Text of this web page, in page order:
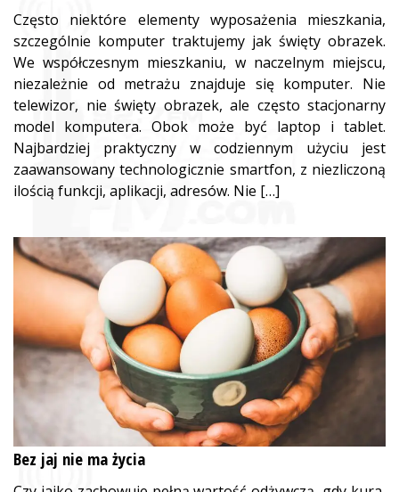
Często niektóre elementy wyposażenia mieszkania,
szczególnie komputer traktujemy jak święty obrazek.
We współczesnym mieszkaniu, w naczelnym miejscu,
niezależnie od metrażu znajduje się komputer. Nie
telewizor, nie święty obrazek, ale często stacjonarny
model komputera. Obok może być laptop i tablet.
Najbardziej praktyczny w codziennym użyciu jest
zaawansowany technologicznie smartfon, z niezliczoną
ilością funkcji, aplikacji, adresów. Nie […]
Bez jaj nie ma życia